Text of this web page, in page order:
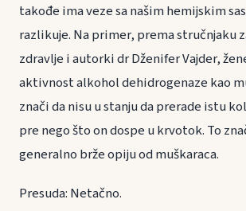
takođe ima veze sa našim hemijskim
razlikuje. Na primer, prema stručnjaku
zdravlje i autorki dr Dženifer Vajder,
aktivnost alkohol dehidrogenaze kao
znači da nisu u stanju da prerade istu
pre nego što on dospe u krvotok. To
generalno brže opiju od muškaraca.
Presuda: Netačno.